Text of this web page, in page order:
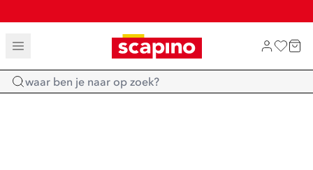
TOT 70% KORTING OP SALE
SHOP NIEUW
Home